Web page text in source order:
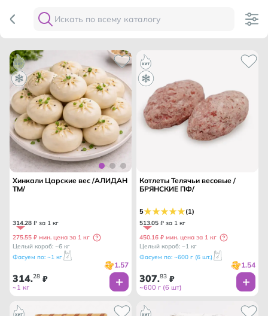
Хинкали Царские вес /АЛИДАН
ТМ/
314.28 ₽ за 1 кг
275.55 ₽ мин. цена за 1 кг
Целый короб: ~6 кг
Фасуем по: ~1 кг
1.57
314.28 ₽
~1 кг
Котлеты Телячьи весовые /
БРЯНСКИЕ ПФ/
5 (1)
513.05 ₽ за 1 кг
450.16 ₽ мин. цена за 1 кг
Целый короб: ~1 кг
Фасуем по: ~600 г (6 шт.)
1.54
307.83 ₽
~600 г (6 шт)